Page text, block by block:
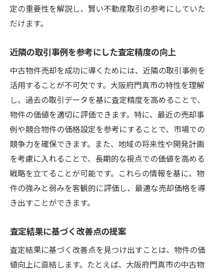
定の重要性を解説し、賢い不動産取引の参考にしていた
だけます。
近隣の取引事例を参考にした査定精度の向上
中古物件売却を成功に導くためには、近隣の取引事例を
活用することが不可欠です。大阪府門真市の特性を理解
し、過去の取引データを基に査定精度を高めることで、
物件の価値を適切に評価できます。特に、最近の売却事
例や競合物件の価格設定を参考にすることで、市場での
競争力を確保できます。また、地域の将来性や開発計画
を考慮に入れることで、長期的な視点での価値を高める
戦略を立てることが可能です。これらの情報を基に、物
件の強みと弱みを客観的に評価し、最適な売却価格を導
き出すことができます。
査定結果に基づく改善点の提案
査定結果に基づく改善点を見つけ出すことは、物件の価
値向上に直結します。たとえば、大阪府門真市の中古物